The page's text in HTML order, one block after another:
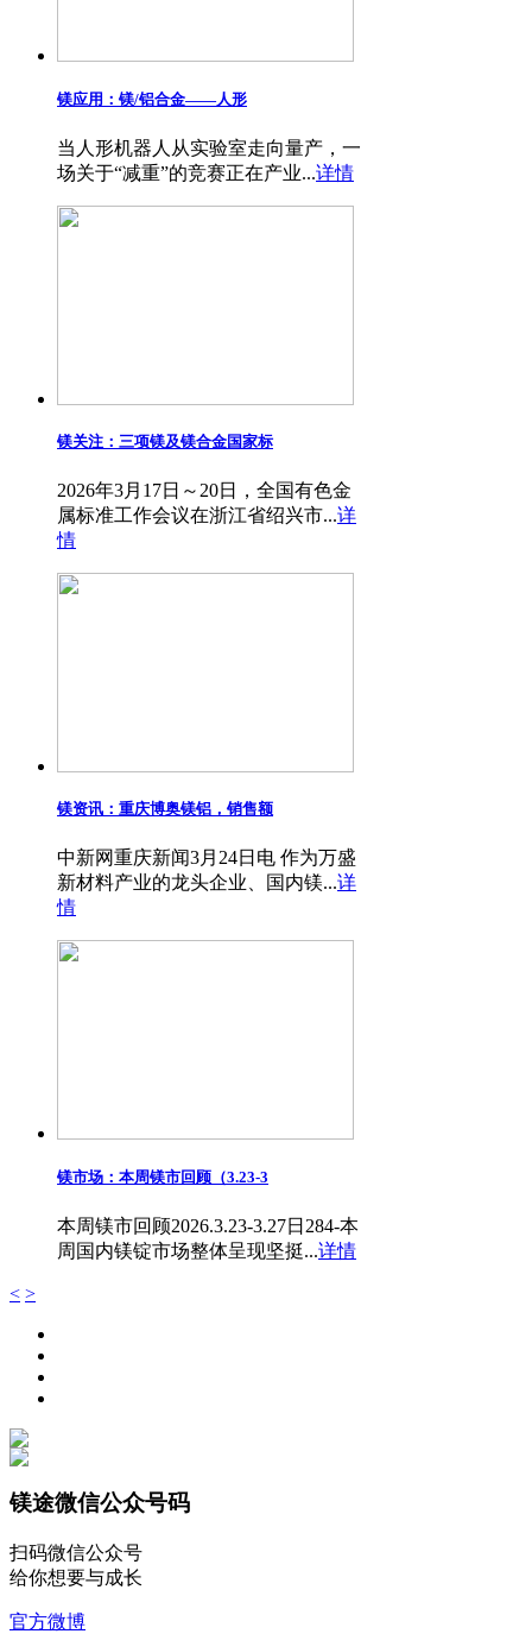
镁应用：镁/铝合金——​人形
当人形机器人从实验室走向量产，一
场关于“减重”的竞赛正在产业...详情
镁关注：三项镁及镁合金国家标
2026年3月17日～20日，全国有色金
属标准工作会议在浙江省绍兴市...详
情
镁资讯：重庆博奥镁铝，销售额
中新网重庆新闻3月24日电 作为万盛
新材料产业的龙头企业、国内镁...详
情
镁市场：本周镁市回顾（3.23-3
本周镁市回顾2026.3.23-3.27日284-本
周国内镁锭市场整体呈现坚挺...详情
< >
镁途微信公众号码
扫码微信公众号
给你想要与成长
官方微博